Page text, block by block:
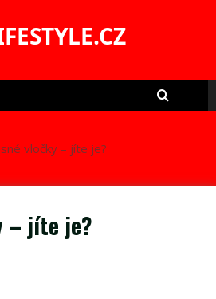
vločky – jíte je?
– jíte je?